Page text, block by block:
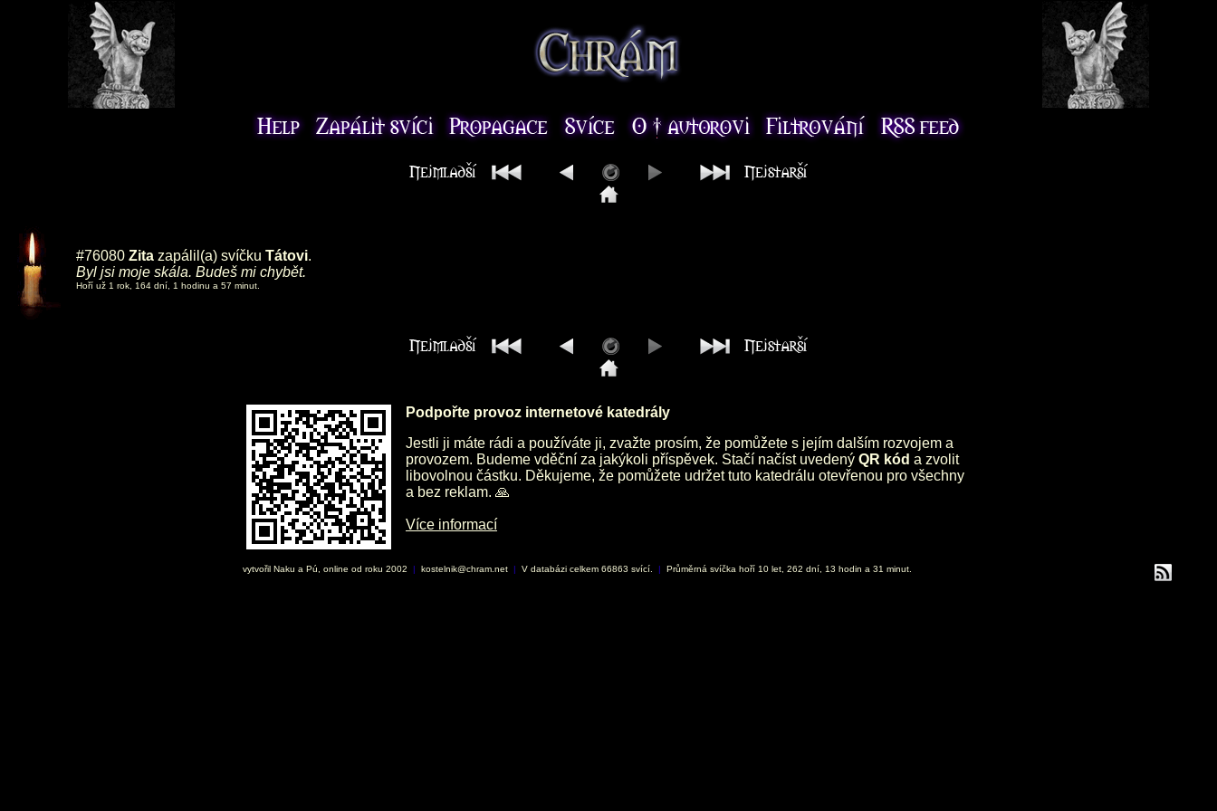
#76080 Zita zapálil(a) svíčku Tátovi.
Byl jsi moje skála. Budeš mi chybět.
Hoří už 1 rok, 164 dní, 1 hodinu a 57 minut.
Podpořte provoz internetové katedrály
Jestli ji máte rádi a používáte ji, zvažte prosím, že pomůžete s jejím dalším rozvojem a
provozem. Budeme vděční za jakýkoli příspěvek. Stačí načíst uvedený QR kód a zvolit
libovolnou částku. Děkujeme, že pomůžete udržet tuto katedrálu otevřenou pro všechny
a bez reklam. 🙏
Více informací
vytvořil Naku a Pú, online od roku 2002 | kostelnik@chram.net | V databázi celkem 66863 svící. | Průměrná svíčka hoří 10 let, 262 dní, 13 hodin a 31 minut.